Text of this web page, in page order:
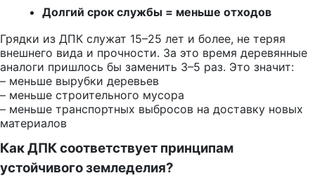
Долгий срок службы = меньше отходов
Грядки из ДПК служат 15–25 лет и более, не теряя
внешнего вида и прочности. За это время деревянные
аналоги пришлось бы заменить 3–5 раз. Это значит:
– меньше вырубки деревьев
– меньше строительного мусора
– меньше транспортных выбросов на доставку новых
материалов
Как ДПК соответствует принципам
устойчивого земледелия?